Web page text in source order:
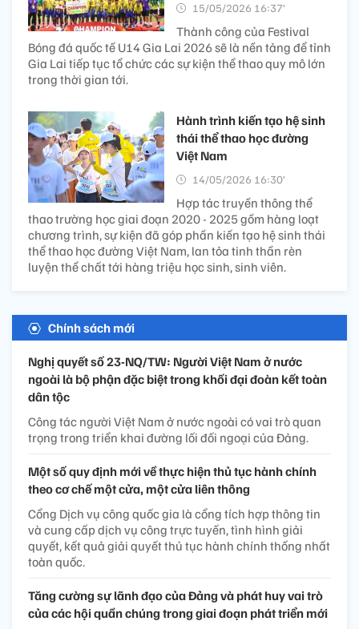
15/05/2026 16:37’
Thành công của Festival
Bóng đá quốc tế U14 Gia Lai 2026 sẽ là nền tảng để tỉnh
Gia Lai tiếp tục tổ chức các sự kiện thể thao quy mô lớn
trong thời gian tới.
Hành trình kiến tạo hệ sinh
thái thể thao học đường
Việt Nam
14/05/2026 16:30’
Hợp tác truyền thông thể
thao trường học giai đoạn 2020 - 2025 gồm hàng loạt
chương trình, sự kiện đã góp phần kiến tạo hệ sinh thái
thể thao học đường Việt Nam, lan tỏa tinh thần rèn
luyện thể chất tới hàng triệu học sinh, sinh viên.
Chính sách mới
Nghị quyết số 23-NQ/TW: Người Việt Nam ở nước
ngoài là bộ phận đặc biệt trong khối đại đoàn kết toàn
dân tộc
Công tác người Việt Nam ở nước ngoài có vai trò quan
trọng trong triển khai đường lối đối ngoại của Đảng.
Một số quy định mới về thực hiện thủ tục hành chính
theo cơ chế một cửa, một cửa liên thông
Cổng Dịch vụ công quốc gia là cổng tích hợp thông tin
và cung cấp dịch vụ công trực tuyến, tình hình giải
quyết, kết quả giải quyết thủ tục hành chính thống nhất
toàn quốc.
Tăng cường sự lãnh đạo của Đảng và phát huy vai trò
của các hội quần chúng trong giai đoạn phát triển mới